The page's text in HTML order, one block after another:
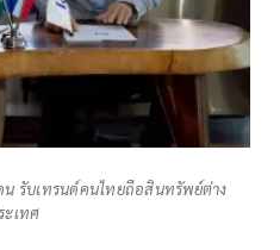
รับเทรนด์คนไทยถือสินทรัพย์ต่าง
ะเทศ